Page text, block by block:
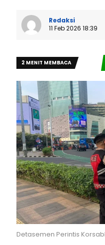
Redaksi
11 Feb 2026 18:39
2 MENIT MEMBACA
Detasemen Perintis